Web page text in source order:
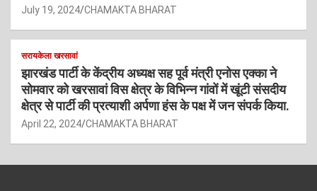
July 19, 2024 CHAMAKTA BHARAT
सरायकेला खरसावां
झारखंड पार्टी के केंद्रीय अध्यक्ष सह पूर्व मंत्री एनोस एक्का ने
सोमवार को खरसावां विस क्षेत्र के विभिन्न गांवों में खूंटी संसदीय
क्षेत्र से पार्टी की प्रत्याशी अर्पणा हंस के पक्ष में जन संपर्क किया.
April 22, 2024 CHAMAKTA BHARAT